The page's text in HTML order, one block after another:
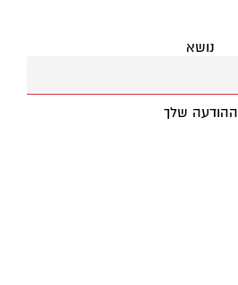
נושא
ההודעה שלך